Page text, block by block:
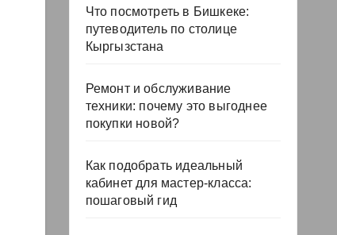
Что посмотреть в Бишкеке:
путеводитель по столице
Кыргызстана
Ремонт и обслуживание
техники: почему это выгоднее
покупки новой?
Как подобрать идеальный
кабинет для мастер-класса:
пошаговый гид